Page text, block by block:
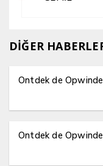
DİĞER
Ontdek de
Ontdek de